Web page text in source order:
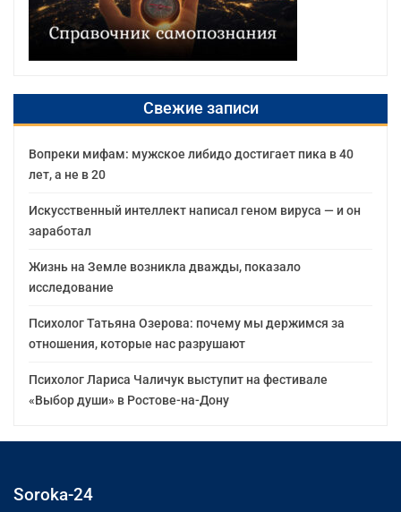
Свежие записи
Вопреки мифам: мужское либидо достигает пика в 40
лет, а не в 20
Искусственный интеллект написал геном вируса — и он
заработал
Жизнь на Земле возникла дважды, показало
исследование
Психолог Татьяна Озерова: почему мы держимся за
отношения, которые нас разрушают
Психолог Лариса Чаличук выступит на фестивале
«Выбор души» в Ростове-на-Дону
Soroka-24